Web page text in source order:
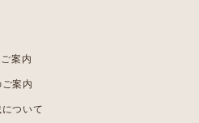
案内
案内
ついて